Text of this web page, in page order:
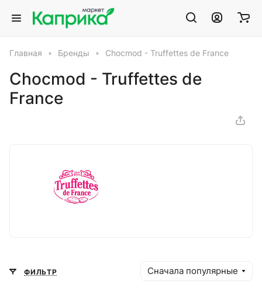
Главная Бренды Chocmod - Truffettes de France
Chocmod - Truffettes de
France
ФИЛЬТР Сначала популярные